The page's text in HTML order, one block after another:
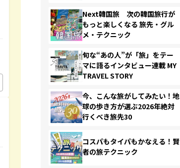
Next韓国旅 次の韓国旅行が
もっと楽しくなる 旅先・グル
メ・テクニック
旬な“あの人”が「旅」をテー
マに語るインタビュー連載 MY
TRAVEL STORY
今、こんな旅がしてみたい！地
球の歩き方が選ぶ2026年絶対
行くべき旅先30
コスパもタイパもかなえる！賢
者の旅テクニック